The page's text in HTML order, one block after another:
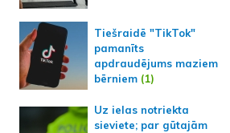
Tiešraidē "TikTok"
pamanīts
apdraudējums maziem
bērniem (1)
Uz ielas notriekta
sieviete; par gūtajām